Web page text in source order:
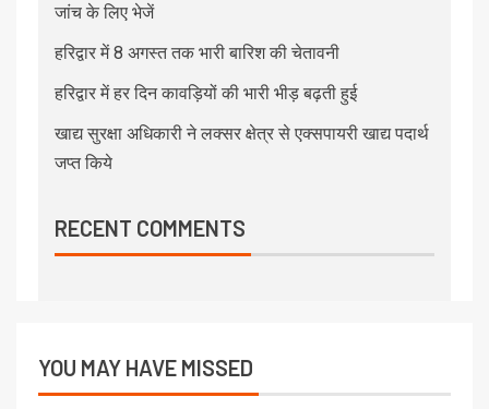
जांच के लिए भेजें
हरिद्वार में 8 अगस्त तक भारी बारिश की चेतावनी
हरिद्वार में हर दिन कावड़ियों की भारी भीड़ बढ़ती हुई
खाद्य सुरक्षा अधिकारी ने लक्सर क्षेत्र से एक्सपायरी खाद्य पदार्थ
जप्त किये
RECENT COMMENTS
YOU MAY HAVE MISSED